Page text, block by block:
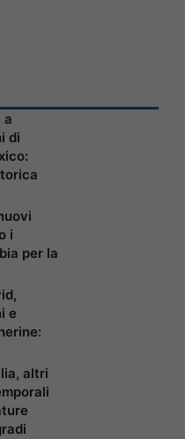
a
di
i
per la
e
altri